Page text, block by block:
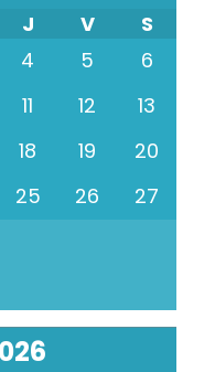
J V
S
4 5
6
11 12
13
18 19
20
25 26
27